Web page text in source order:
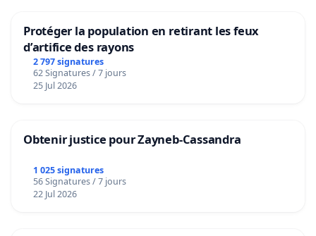
Protéger la population en retirant les feux
d’artifice des rayons
2 797 signatures
62 Signatures / 7 jours
25 Jul 2026
Obtenir justice pour Zayneb-Cassandra
1 025 signatures
56 Signatures / 7 jours
22 Jul 2026